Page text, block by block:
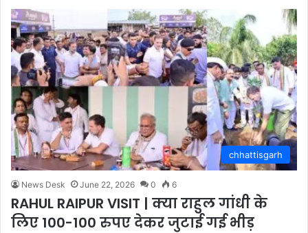
chhattisgarh
News Desk June 22, 2026 0 6
RAHUL RAIPUR VISIT | क्या राहुल गांधी के
लिए 100-100 रुपए देकर जुटाई गई भीड़